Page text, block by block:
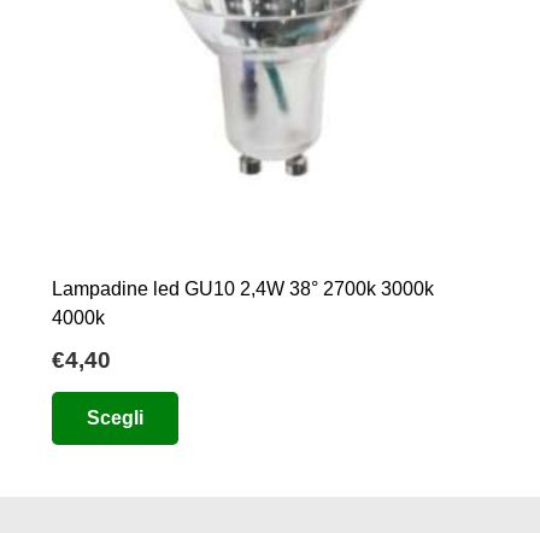
Lampadine led GU10 2,4W 38° 2700k 3000k
4000k
€4,40
Scegli